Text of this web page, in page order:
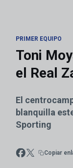
PRIMER EQUIPO
Toni
el Real
El
blanquilla
Sporting
Copiar